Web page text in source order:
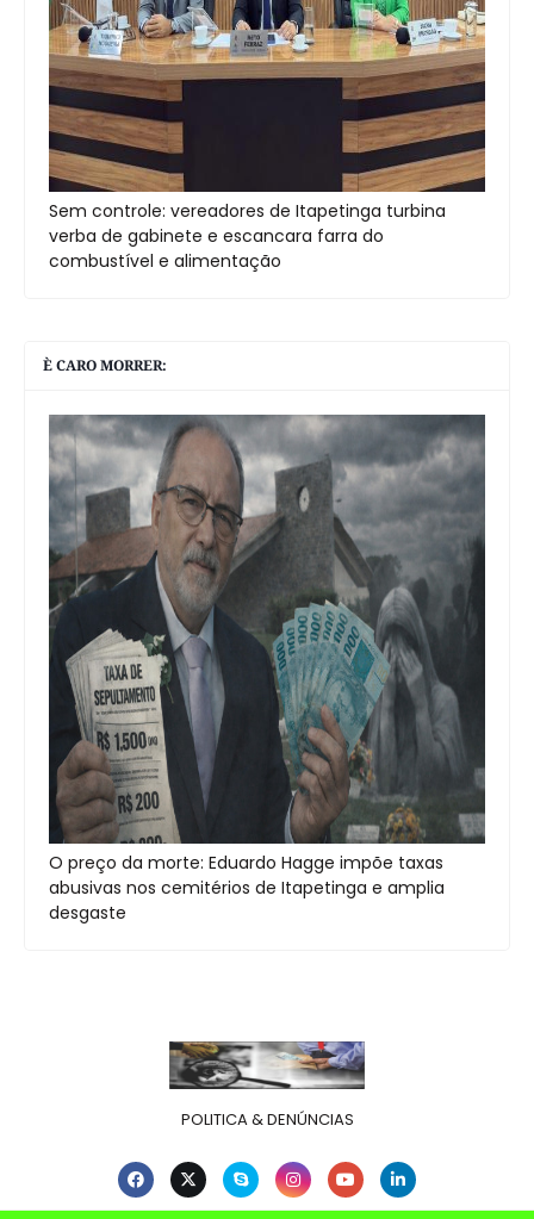
Sem controle: vereadores de Itapetinga turbina
verba de gabinete e escancara farra do
combustível e alimentação
È CARO MORRER:
O preço da morte: Eduardo Hagge impõe taxas
abusivas nos cemitérios de Itapetinga e amplia
desgaste
POLITICA & DENÚNCIAS